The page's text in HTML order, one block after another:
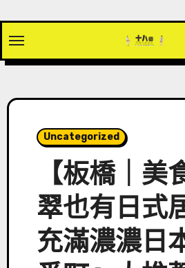
content
Uncategorized
【板橋｜美
翠也有日式
充滿濃濃日